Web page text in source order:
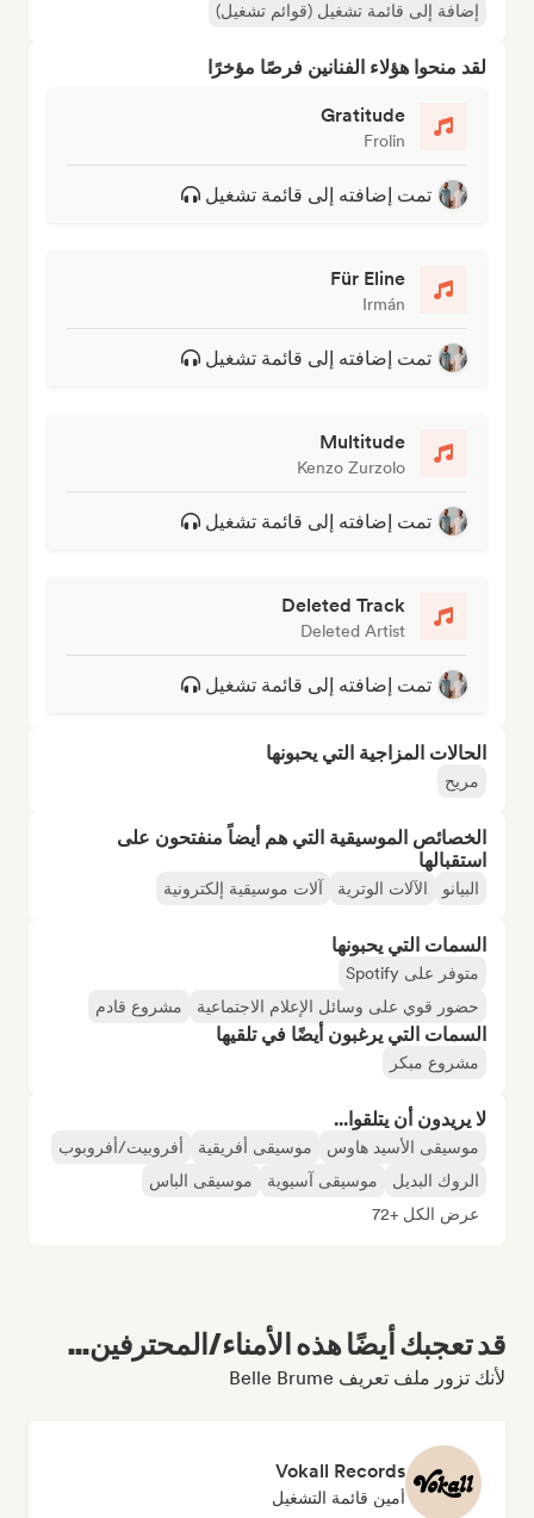
إضافة إلى قائمة تشغيل (قوائم تشغيل)
لقد منحوا هؤلاء الفنانين فرصًا مؤخرًا
Gratitude
Frolin
تمت إضافته إلى قائمة تشغيل
Für Eline
Irmán
تمت إضافته إلى قائمة تشغيل
Multitude
Kenzo Zurzolo
تمت إضافته إلى قائمة تشغيل
Deleted Track
Deleted Artist
تمت إضافته إلى قائمة تشغيل
الحالات المزاجية التي يحبونها
مريح
الخصائص الموسيقية التي هم أيضاً منفتحون على
استقبالها
البيانو الآلات الوترية آلات موسيقية إلكترونية
السمات التي يحبونها
متوفر على Spotify
حضور قوي على وسائل الإعلام الاجتماعية
مشروع قادم
السمات التي يرغبون أيضًا في تلقيها
مشروع مبكر
لا يريدون أن يتلقوا...
موسيقى الأسيد هاوس موسيقى أفريقية
أفروبيت/أفروبوب
الروك البديل
موسيقى آسيوية
موسيقى الباس
عرض الكل +72
قد تعجبك أيضًا هذه الأمناء/المحترفين...
لأنك تزور ملف تعريف Belle Brume
Vokall Records
أمين قائمة التشغيل